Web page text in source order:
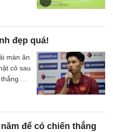
đẹp quá!
màn ăn
cỏ sau
3-1
để có chiến thắng